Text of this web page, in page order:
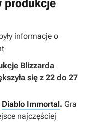
produkcje
informacje o
Blizzarda
się z 22 do 27
Diablo Immortal. Gra
najczęściej